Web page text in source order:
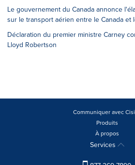
Le gouvernement du Canada annonce
sur le transport aérien entre le Canada et
Déclaration du premier ministre Carney
Lloyd Robertson
Communiquer avec
Produits
À propos
Services